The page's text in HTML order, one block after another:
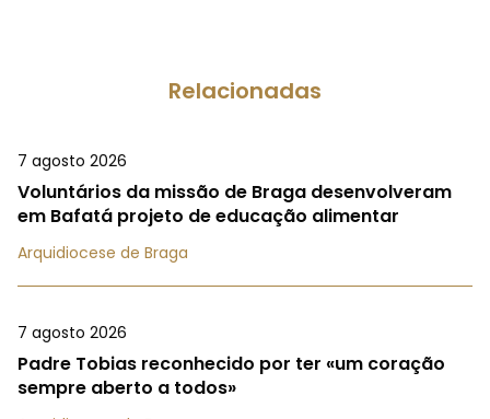
Relacionadas
7 agosto 2026
Voluntários da missão de Braga desenvolveram
em Bafatá projeto de educação alimentar
Arquidiocese de Braga
7 agosto 2026
Padre Tobias reconhecido por ter «um coração
sempre aberto a todos»